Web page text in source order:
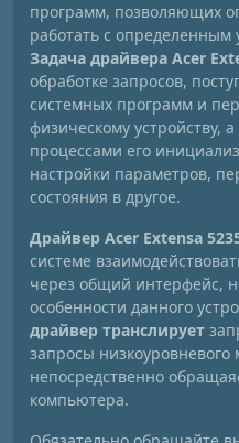
программ, позволяющих
работать с определенным
Задача драйвера Acer
обработке запросов,
системных программ и
физическому устройству,
процессами его
настройки параметров,
состояния в другое.
Драйвер Acer Extensa
системе
через общий интерфейс,
особенности данного
драйвер транслирует
запросы
непосредственно
компьютера.